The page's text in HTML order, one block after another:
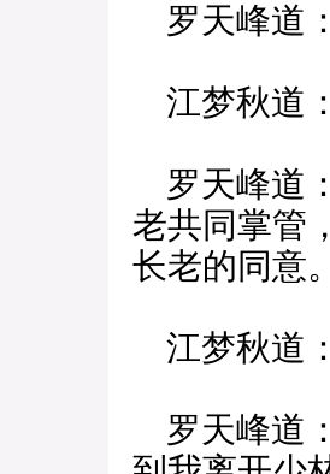
罗天峰道
江梦秋道
罗天峰道
老共同掌管
长老的同意
江梦秋道
罗天峰道